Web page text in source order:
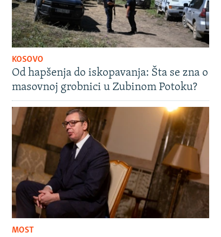
KOSOVO
Od hapšenja do iskopavanja: Šta se zna o
masovnoj grobnici u Zubinom Potoku?
MOST